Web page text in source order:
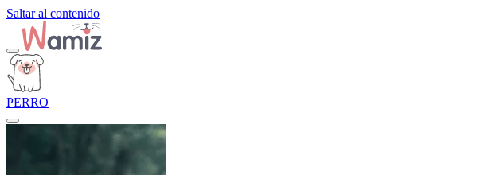
Saltar al contenido
PERRO